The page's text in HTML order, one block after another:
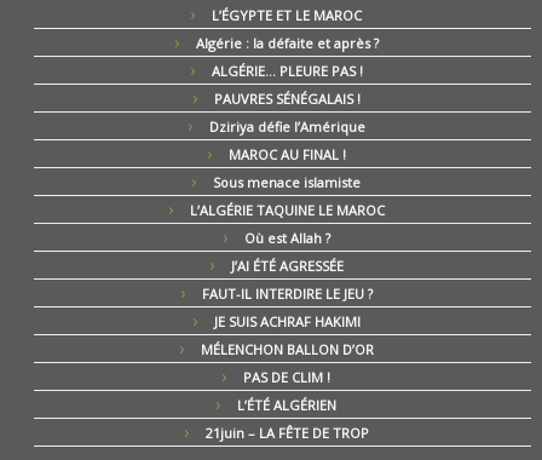
L’ÉGYPTE ET LE MAROC
Algérie : la défaite et après ?
ALGÉRIE… PLEURE PAS !
PAUVRES SÉNÉGALAIS !
Dziriya défie l’Amérique
MAROC AU FINAL !
Sous menace islamiste
L’ALGÉRIE TAQUINE LE MAROC
Où est Allah ?
J’AI ÉTÉ AGRESSÉE
FAUT-IL INTERDIRE LE JEU ?
JE SUIS ACHRAF HAKIMI
MÉLENCHON BALLON D’OR
PAS DE CLIM !
L’ÉTÉ ALGÉRIEN
21juin – LA FÊTE DE TROP